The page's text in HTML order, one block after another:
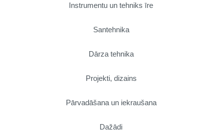
Instrumentu un tehniks īre
Santehnika
Dārza tehnika
Projekti, dizains
Pārvadāšana un iekraušana
Dažādi